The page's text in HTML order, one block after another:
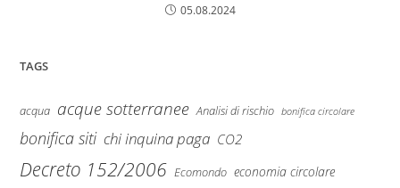
05.08.2024
TAGS
acqua acque sotterranee Analisi di rischio bonifica circolare
bonifica siti chi inquina paga CO2
Decreto 152/2006 Ecomondo economia circolare